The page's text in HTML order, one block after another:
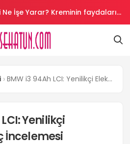
Ne İşe Yarar? Kreminin faydaları
Ne İşe Yarar? Aloe vera cilt
İşe Yarar? Vazelin yüze sürülür
BMW i3 94Ah LCI: Yenilikçi Elektrikli Araç İncelemesi
Yenilikçi
İncelemesi